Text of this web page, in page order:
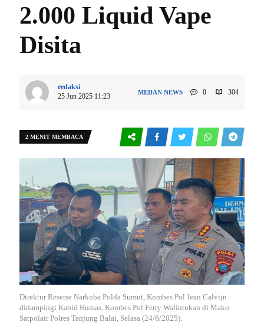
2.000 Liquid Vape
Disita
redaksi
25 Jun 2025 11:23
MEDAN NEWS 0 304
2 MENIT MEMBACA
Direktur Reserse Narkoba Polda Sumut, Kombes Pol Jean Calvijn
didampingi Kabid Humas, Kombes Pol Ferry Walintukan di Mako
Satpolair Polres Tanjung Balai, Selasa (24/6/2025).